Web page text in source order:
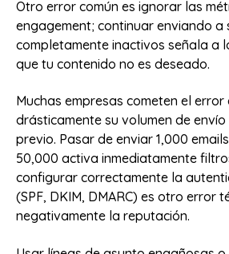
Otro error común es ignorar las
engagement; continuar enviando a
completamente inactivos señala a
que tu contenido no es deseado.
Muchas empresas cometen el error
drásticamente su volumen de
previo. Pasar de enviar 1,000
50,000 activa inmediatamente
configurar correctamente la
(SPF, DKIM, DMARC) es otro error
negativamente la reputación.